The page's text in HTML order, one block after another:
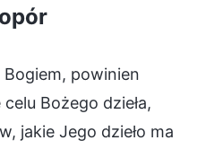
opór
powinien
Bożego dzieła,
jakie Jego dzieło ma